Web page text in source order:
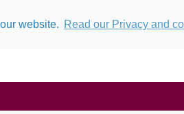
website. Read our Privacy and